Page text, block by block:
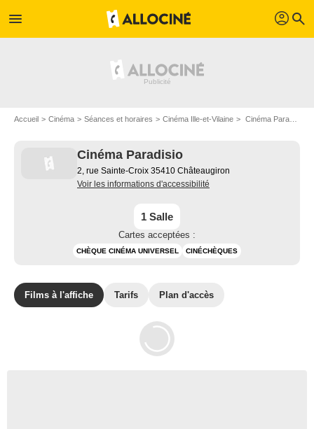
menu profil search
Accueil Cinéma Séances et horaires Cinéma Ille-et-Vilaine Cinéma Paradisio à Châteaugiron
Cinéma Paradisio
2, rue Sainte-Croix 35410 Châteaugiron
Voir les informations d'accessibilité
1 Salle
Cartes acceptées :
CHÈQUE CINÉMA UNIVERSEL CINÉCHÈQUES
Films à l'affiche Tarifs Plan d'accès